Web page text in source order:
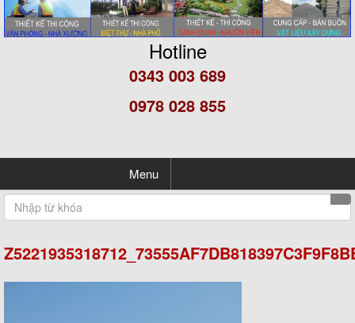
Hotline
0343 003 689
0978 028 855
Menu